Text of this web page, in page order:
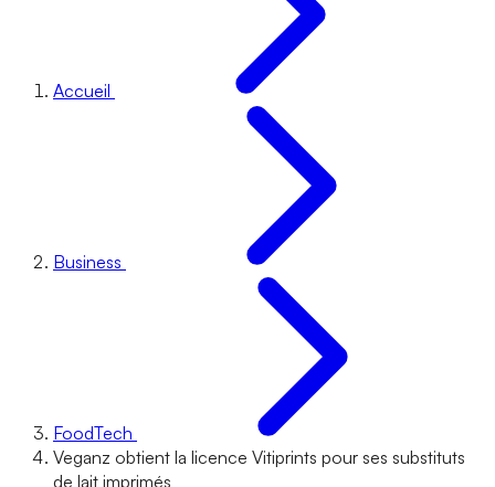
Accueil
Business
FoodTech
Veganz obtient la licence Vitiprints pour ses substituts
de lait imprimés